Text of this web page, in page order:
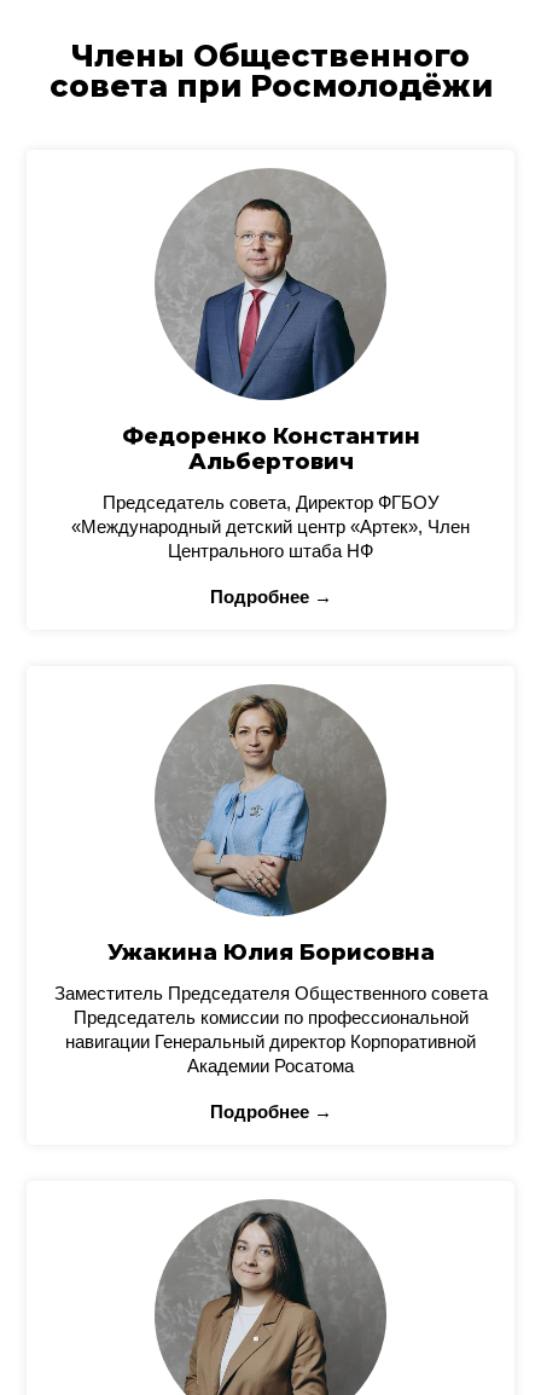
Члены Общественного
совета при Росмолодёжи
Федоренко Константин
Альбертович
Председатель совета, Директор ФГБОУ
«Международный детский центр «Артек», Член
Центрального штаба НФ
Подробнее →
Ужакина Юлия Борисовна
Заместитель Председателя Общественного совета
Председатель комиссии по профессиональной
навигации Генеральный директор Корпоративной
Академии Росатома
Подробнее →